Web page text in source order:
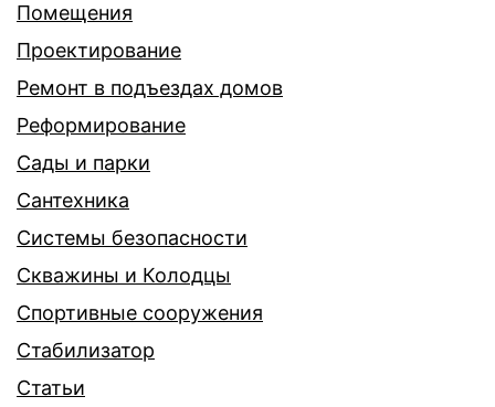
Помещения
Проектирование
Ремонт в подъездах домов
Реформирование
Сады и парки
Сантехника
Системы безопасности
Скважины и Колодцы
Спортивные сооружения
Стабилизатор
Статьи